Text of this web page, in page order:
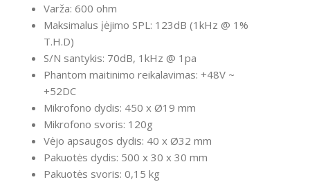
Varža: 600 ohm
Maksimalus įėjimo SPL: 123dB (1kHz @ 1%
T.H.D)
S/N santykis: 70dB, 1kHz @ 1pa
Phantom maitinimo reikalavimas: +48V ~
+52DC
Mikrofono dydis: 450 x Ø19 mm
Mikrofono svoris: 120g
Vėjo apsaugos dydis: 40 x Ø32 mm
Pakuotės dydis: 500 x 30 x 30 mm
Pakuotės svoris: 0,15 kg